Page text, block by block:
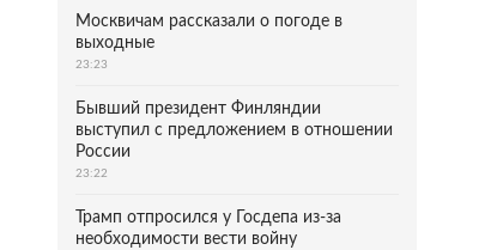
Москвичам рассказали о погоде в
выходные
23:23
Бывший президент Финляндии
выступил с предложением в отношении
России
23:22
Трамп отпросился у Госдепа из-за
необходимости вести войну